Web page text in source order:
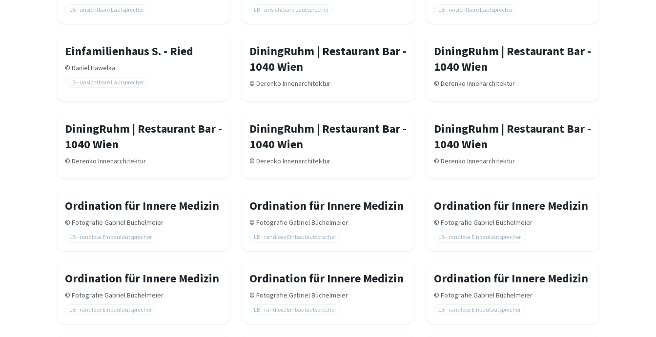
LB - unsichtbare Lautsprecher LB - unsichtbare Lautsprecher LB - unsichtbare Lautsprecher
Einfamilienhaus S. - Ried
© Daniel Hawelka
LB - unsichtbare Lautsprecher
DiningRuhm | Restaurant Bar -
1040 Wien
© Derenko Innenarchitektur
DiningRuhm | Restaurant Bar -
1040 Wien
© Derenko Innenarchitektur
DiningRuhm | Restaurant Bar -
1040 Wien
© Derenko Innenarchitektur
DiningRuhm | Restaurant Bar -
1040 Wien
© Derenko Innenarchitektur
DiningRuhm | Restaurant Bar -
1040 Wien
© Derenko Innenarchitektur
Ordination für Innere Medizin
© Fotografie Gabriel Büchelmeier
LB - randlose Einbaulautsprecher
Ordination für Innere Medizin
© Fotografie Gabriel Büchelmeier
LB - randlose Einbaulautsprecher
Ordination für Innere Medizin
© Fotografie Gabriel Büchelmeier
LB - randlose Einbaulautsprecher
Ordination für Innere Medizin
© Fotografie Gabriel Büchelmeier
LB - randlose Einbaulautsprecher
Ordination für Innere Medizin
© Fotografie Gabriel Büchelmeier
LB - randlose Einbaulautsprecher
Ordination für Innere Medizin
© Fotografie Gabriel Büchelmeier
LB - randlose Einbaulautsprecher